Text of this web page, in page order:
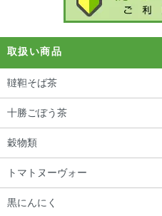
取扱い商品
韃靼そば茶
十勝ごぼう茶
穀物類
トマトヌーヴォー
黒にんにく